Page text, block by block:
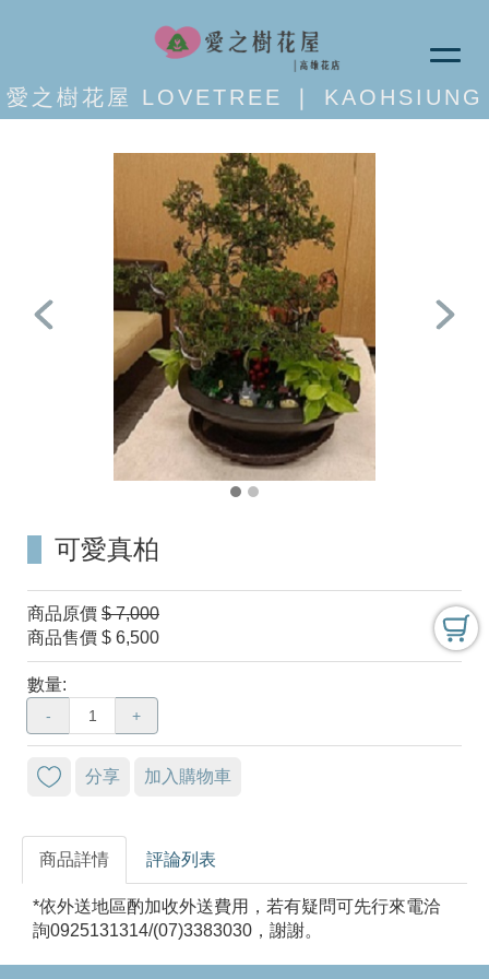
愛之樹花屋 LOVETREE ❘ KAOHSIUNG
可愛真柏
商品原價 $ 7,000
商品售價 $ 6,500
數量:
- +
分享 加入購物車
商品詳情 評論列表
*依外送地區酌加收外送費用，若有疑問可先行來電洽
詢0925131314/(07)3383030，謝謝。